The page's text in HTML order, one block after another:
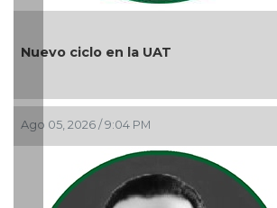
en la UAT
/ 9:04 PM